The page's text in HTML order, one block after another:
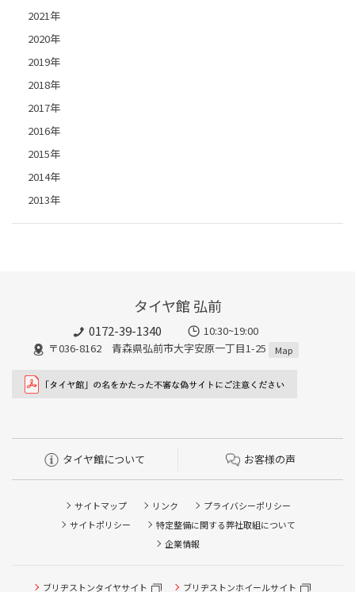
2021年
2020年
2019年
2018年
2017年
2016年
2015年
2014年
2013年
タイヤ館 弘前
0172-39-1340
10:30~19:00
〒036-8162 青森県弘前市大字安原一丁目1-25
Map
タイヤ館について お客様の声
サイトマップ リンク
プライバシーポリシー
サイトポリシー
特定整備に関する弊社取組について
企業情報
ブリヂストンタイヤサイト ブリヂストンホイールサイト
タイヤ点検・安全点検/タイヤ履き替え/オイル交換/その他